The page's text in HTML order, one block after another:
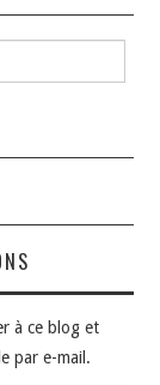
à ce blog et
par e-mail.